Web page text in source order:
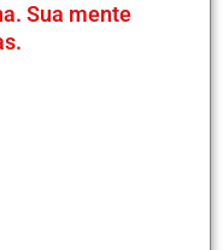
Sua mente